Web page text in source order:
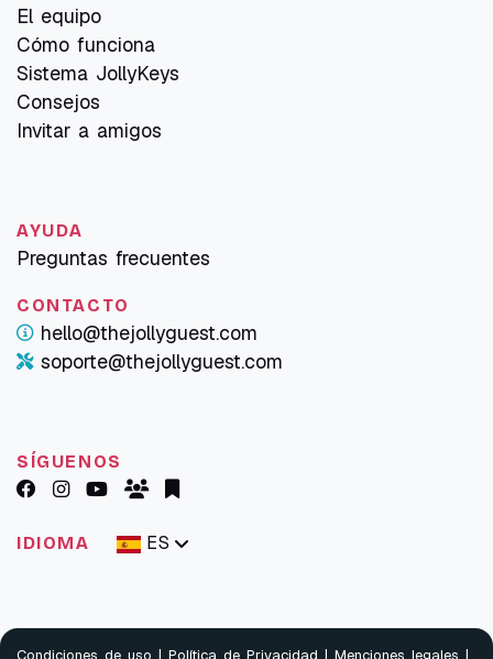
El equipo
Cómo funciona
Sistema JollyKeys
Consejos
Invitar a amigos
AYUDA
Preguntas frecuentes
CONTACTO
hello@thejollyguest.com
soporte@thejollyguest.com
SÍGUENOS
IDIOMA ES
Condiciones de uso | Política de Privacidad | Menciones legales |